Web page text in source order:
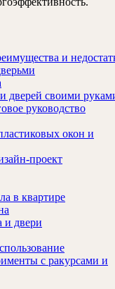
и
дверей своими
руководство
окон и
проект
в квартире
и двери
с ракурсами и